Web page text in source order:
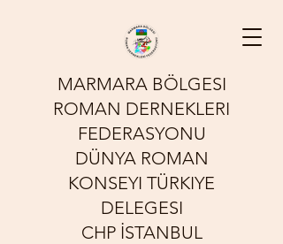
MARMARA BÖLGESI
ROMAN DERNEKLERI
FEDERASYONU
DÜNYA ROMAN
KONSEYI TÜRKIYE
DELEGESI
CHP İSTANBUL